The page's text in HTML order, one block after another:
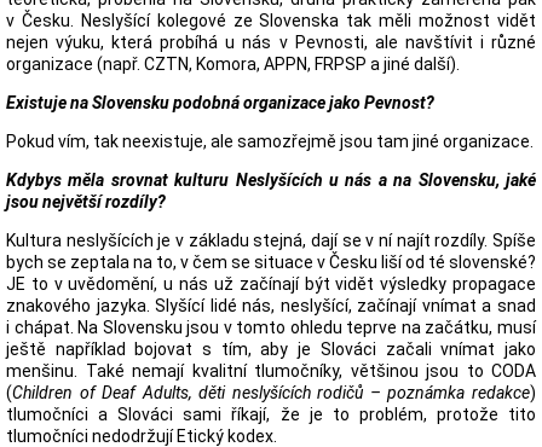
v Česku. Neslyšící kolegové ze Slovenska tak měli možnost vidět
nejen výuku, která probíhá u nás v Pevnosti, ale navštívit i různé
organizace (např. CZTN, Komora, APPN, FRPSP a jiné další).
Existuje na Slovensku podobná organizace jako Pevnost?
Pokud vím, tak neexistuje, ale samozřejmě jsou tam jiné organizace.
Kdybys měla srovnat kulturu Neslyšících u nás a na Slovensku, jaké
jsou největší rozdíly?
Kultura neslyšících je v základu stejná, dají se v ní najít rozdíly. Spíše
bych se zeptala na to, v čem se situace v Česku liší od té slovenské?
JE to v uvědomění, u nás už začínají být vidět výsledky propagace
znakového jazyka. Slyšící lidé nás, neslyšící, začínají vnímat a snad
i chápat. Na Slovensku jsou v tomto ohledu teprve na začátku, musí
ještě například bojovat s tím, aby je Slováci začali vnímat jako
menšinu. Také nemají kvalitní tlumočníky, většinou jsou to CODA
(Children of Deaf Adults, děti neslyšících rodičů – poznámka redakce)
tlumočníci a Slováci sami říkají, že je to problém, protože tito
tlumočníci nedodržují Etický kodex.